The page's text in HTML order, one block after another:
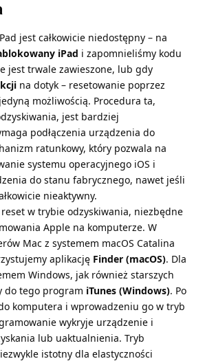
jest całkowicie niedostępny – na
iPad i zapomnieliśmy kodu
jest trwale zawieszone, lub gdy
na dotyk – resetowanie poprzez
możliwością. Procedura ta,
jest bardziej
podłączenia urządzenia do
ratunkowy, który pozwala na
systemu operacyjnego iOS i
do stanu fabrycznego, nawet jeśli
nieaktywny.
w trybie odzyskiwania, niezbędne
Apple na komputerze. W
Mac z systemem macOS Catalina
aplikację Finder (macOS). Dla
Windows, jak również starszych
do tego program iTunes (Windows). Po
komputera i wprowadzeniu go w tryb
wykryje urządzenie i
lub uaktualnienia. Tryb
istotny dla elastyczności